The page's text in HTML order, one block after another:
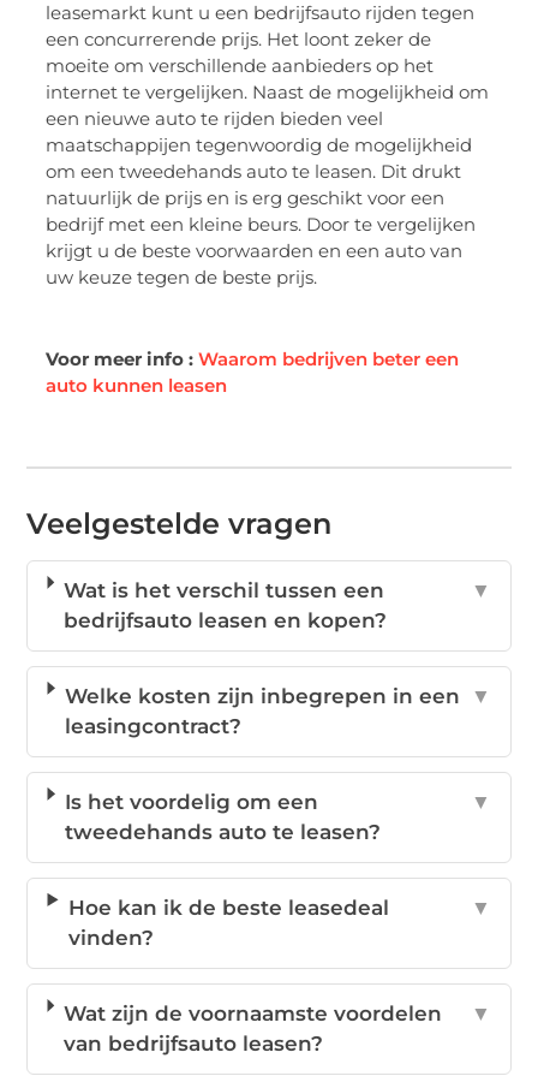
leasemarkt kunt u een bedrijfsauto rijden tegen
een concurrerende prijs. Het loont zeker de
moeite om verschillende aanbieders op het
internet te vergelijken. Naast de mogelijkheid om
een nieuwe auto te rijden bieden veel
maatschappijen tegenwoordig de mogelijkheid
om een tweedehands auto te leasen. Dit drukt
natuurlijk de prijs en is erg geschikt voor een
bedrijf met een kleine beurs. Door te vergelijken
krijgt u de beste voorwaarden en een auto van
uw keuze tegen de beste prijs.
Voor meer info :Waarom bedrijven beter een
auto kunnen leasen
Veelgestelde vragen
Wat is het verschil tussen een
bedrijfsauto leasen en kopen?
▼
Welke kosten zijn inbegrepen in een
leasingcontract?
▼
Is het voordelig om een
tweedehands auto te leasen?
▼
Hoe kan ik de beste leasedeal
vinden?
▼
Wat zijn de voornaamste voordelen
van bedrijfsauto leasen?
▼